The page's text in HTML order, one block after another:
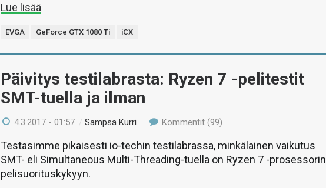
Lue lisää
EVGA GeForce GTX 1080 Ti iCX
Päivitys testilabrasta: Ryzen 7 -pelitestit
SMT-tuella ja ilman
4.3.2017 - 01:57 /Sampsa Kurri Kommentit (99)
Testasimme pikaisesti io-techin testilabrassa, minkälainen vaikutus
SMT- eli Simultaneous Multi-Threading-tuella on Ryzen 7 -prosessorin
pelisuorituskykyyn.